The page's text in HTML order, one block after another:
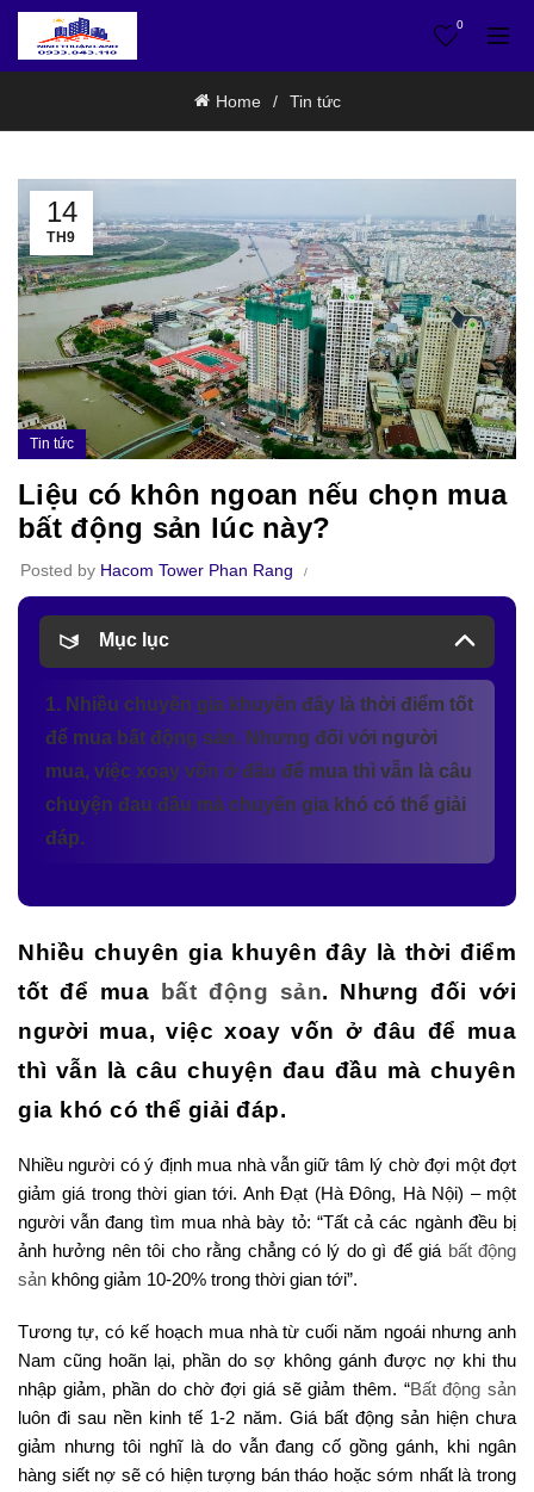
0
Home Tin tức
14
TH9
Tin tức
Liệu có khôn ngoan nếu chọn mua
bất động sản lúc này?
Posted by Hacom Tower Phan Rang
Mục lục
1. Nhiều chuyên gia khuyên đây là thời điểm tốt
để mua bất động sản. Nhưng đối với người
mua, việc xoay vốn ở đâu để mua thì vẫn là câu
chuyện đau đầu mà chuyên gia khó có thể giải
đáp.
Nhiều chuyên gia khuyên đây là thời điểm
tốt để mua
bất động sản. Nhưng đối với
người mua, việc xoay vốn ở đâu để mua
thì vẫn là câu chuyện đau đầu mà chuyên
gia khó có thể giải đáp.
Nhiều người có ý định mua nhà vẫn giữ tâm lý chờ đợi một đợt
giảm giá trong thời gian tới. Anh Đạt (Hà Đông, Hà Nội) – một
người vẫn đang tìm mua nhà bày tỏ: “Tất cả các ngành đều bị
ảnh hưởng nên tôi cho rằng chẳng có lý do gì để giá bất động
sản không giảm 10-20% trong thời gian tới”.
Tương tự, có kế hoạch mua nhà từ cuối năm ngoái nhưng anh
Nam cũng hoãn lại, phần do sợ không gánh được nợ khi thu
nhập giảm, phần do chờ đợi giá sẽ giảm thêm. “Bất động sản
luôn đi sau nền kinh tế 1-2 năm. Giá bất động sản hiện chưa
giảm nhưng tôi nghĩ là do vẫn đang cố gồng gánh, khi ngân
hàng siết nợ sẽ có hiện tượng bán tháo hoặc sớm nhất là trong